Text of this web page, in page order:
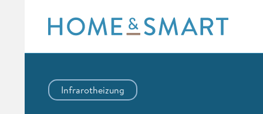
content
Infrarotheizung